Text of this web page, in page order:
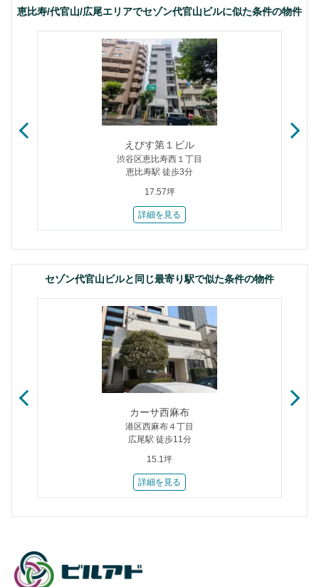
恵比寿/代官山/広尾エリアでセゾン代官山ビルに似た条件の物件
えびす第１ビル
渋谷区恵比寿西１丁目
恵比寿駅 徒歩3分
17.57坪
詳細を見る
セゾン代官山ビルと同じ最寄り駅で似た条件の物件
カーサ西麻布
港区西麻布４丁目
広尾駅 徒歩11分
15.1坪
詳細を見る